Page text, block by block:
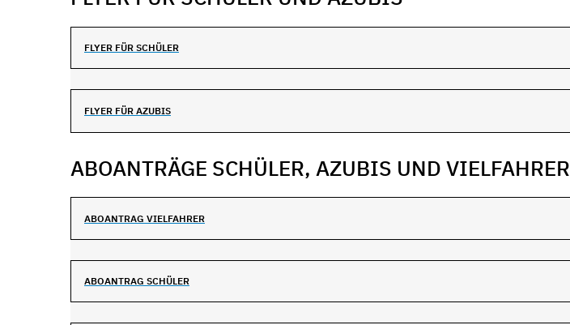
FLYER FÜR SCHÜLER
FLYER FÜR AZUBIS
ABOANTRÄGE SCHÜLER, AZUBIS UND VIELFAHRER
ABOANTRAG VIELFAHRER
ABOANTRAG SCHÜLER